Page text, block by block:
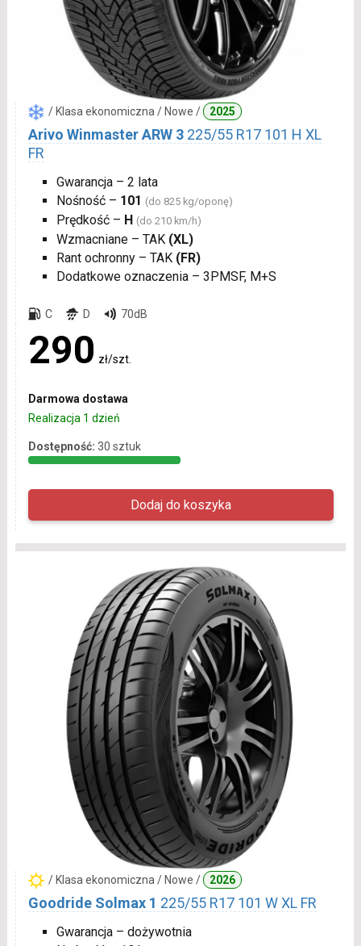
/ Klasa ekonomiczna / Nowe / 2025
Arivo Winmaster ARW 3 225/55 R17 101 H XL
FR
Gwarancja – 2 lata
Nośność – 101 (do 825 kg/oponę)
Prędkość – H (do 210 km/h)
Wzmacniane – TAK (XL)
Rant ochronny – TAK (FR)
Dodatkowe oznaczenia – 3PMSF, M+S
C D 70dB
290 zł/szt.
Darmowa dostawa
Realizacja 1 dzień
Dostępność: 30 sztuk
/ Klasa ekonomiczna / Nowe / 2026
Goodride Solmax 1 225/55 R17 101 W XL FR
Gwarancja – dożywotnia